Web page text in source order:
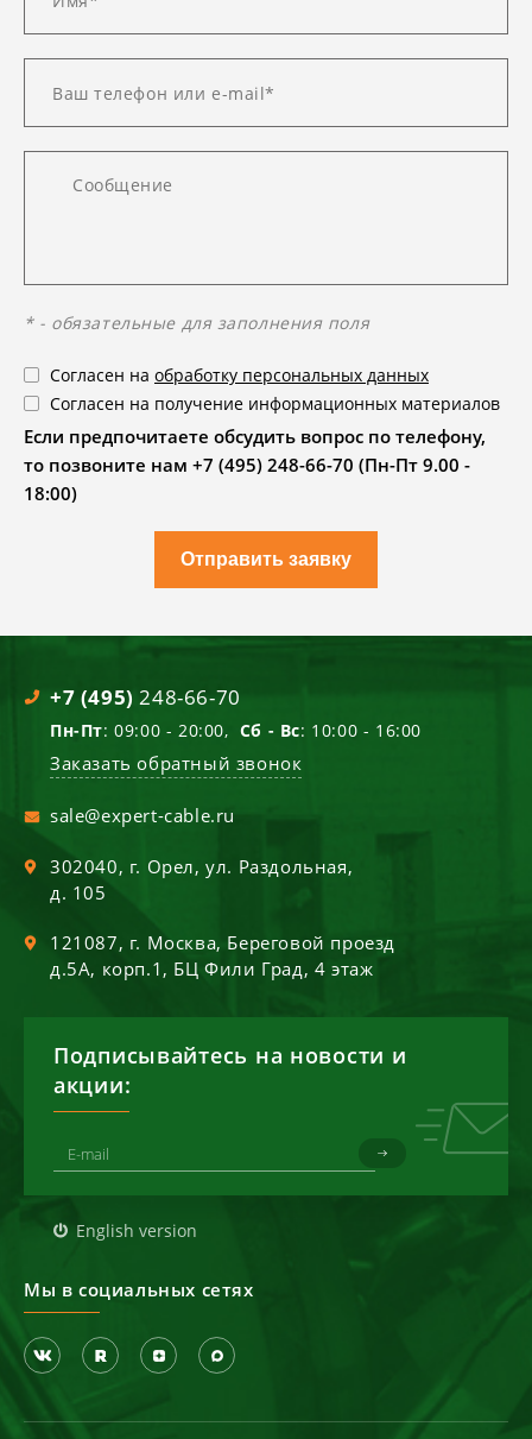
* - обязательные для заполнения поля
Согласен на обработку персональных данных
Согласен на получение информационных материалов
Если предпочитаете обсудить вопрос по телефону,
то позвоните нам +7 (495) 248-66-70 (Пн-Пт 9.00 -
18:00)
Отправить заявку
+7 (495) 248-66-70
Пн-Пт: 09:00 - 20:00, Сб - Вс: 10:00 - 16:00
Заказать обратный звонок
sale@expert-cable.ru
302040, г. Орел,ул. Раздольная,
д. 105
121087, г. Москва, Береговой проезд
д.5А, корп.1, БЦ Фили Град, 4 этаж
Подписывайтесь на новости и
акции:
English version
Мы в социальных сетях